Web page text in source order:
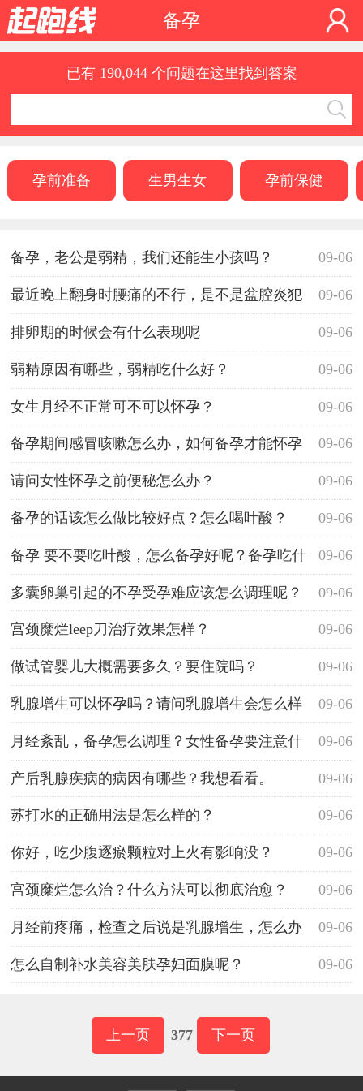
备孕
已有 190,044 个问题在这里找到答案
孕前准备 生男生女 孕前保健
09-06
备孕，老公是弱精，我们还能生小孩吗？
09-06
最近晚上翻身时腰痛的不行，是不是盆腔炎犯
了？ 09-06
排卵期的时候会有什么表现呢
09-06
弱精原因有哪些，弱精吃什么好？
09-06
女生月经不正常可不可以怀孕？
09-06
备孕期间感冒咳嗽怎么办，如何备孕才能怀孕
呢？ 09-06
请问女性怀孕之前便秘怎么办？
09-06
备孕的话该怎么做比较好点？怎么喝叶酸？
09-06
备孕 要不要吃叶酸，怎么备孕好呢？备孕吃什
么药好呢？ 09-06
多囊卵巢引起的不孕受孕难应该怎么调理呢？
09-06
宫颈糜烂leep刀治疗效果怎样？
09-06
做试管婴儿大概需要多久？要住院吗？
09-06
乳腺增生可以怀孕吗？请问乳腺增生会怎么样
呢？ 09-06
月经紊乱，备孕怎么调理？女性备孕要注意什
么？ 09-06
产后乳腺疾病的病因有哪些？我想看看。
09-06
苏打水的正确用法是怎么样的？
09-06
你好，吃少腹逐瘀颗粒对上火有影响没？
09-06
宫颈糜烂怎么治？什么方法可以彻底治愈？
09-06
月经前疼痛，检查之后说是乳腺增生，怎么办
呢？ 09-06
怎么自制补水美容美肤孕妇面膜呢？
上一页 377 下一页